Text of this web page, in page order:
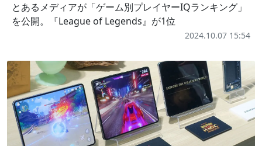
とあるメディアが「ゲーム別プレイヤーIQランキング」
を公開。『League of Legends』が1位
2024.10.07 15:54